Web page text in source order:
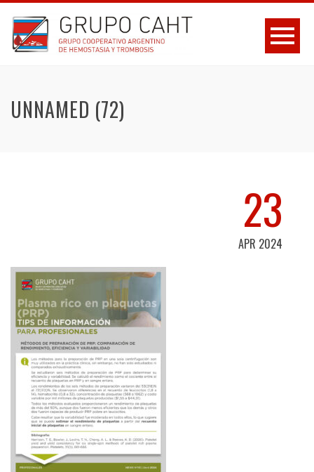
UNNAMED (72)
23
APR 2024